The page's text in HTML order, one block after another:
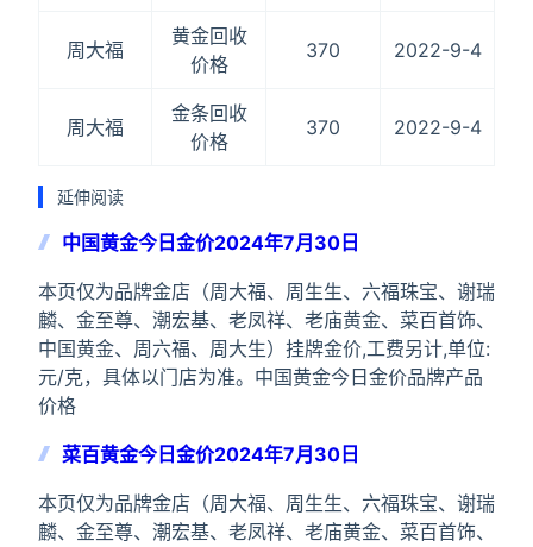
周大福
黄金回收
价格
370 2022-9-4
周大福
金条回收
价格
370 2022-9-4
延伸阅读
中国黄金今日金价2024年7月30日
本页仅为品牌金店（周大福、周生生、六福珠宝、谢瑞
麟、金至尊、潮宏基、老凤祥、老庙黄金、菜百首饰、
中国黄金、周六福、周大生）挂牌金价,工费另计,单位:
元/克，具体以门店为准。中国黄金今日金价品牌产品
价格
菜百黄金今日金价2024年7月30日
本页仅为品牌金店（周大福、周生生、六福珠宝、谢瑞
麟、金至尊、潮宏基、老凤祥、老庙黄金、菜百首饰、